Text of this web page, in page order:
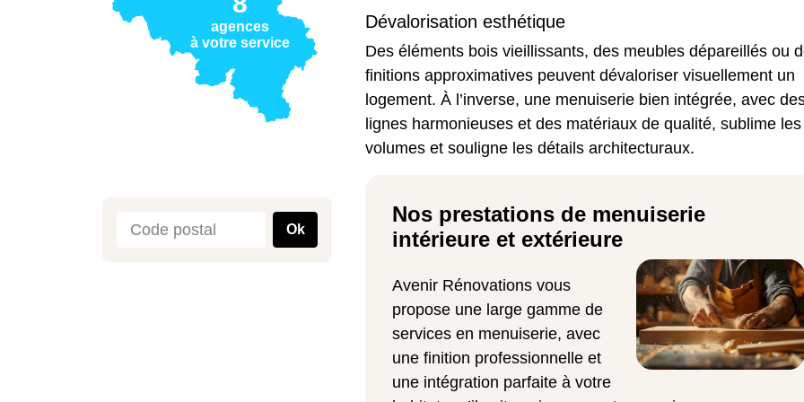
agences
à votre service
Ok
Dévalorisation esthétique
Des éléments bois vieillissants, des meubles dépareillés ou
finitions approximatives peuvent dévaloriser visuellement un
logement. À l’inverse, une menuiserie bien intégrée, avec
lignes harmonieuses et des matériaux de qualité, sublime les
volumes et souligne les détails architecturaux.
Nos prestations de menuiserie
intérieure et extérieure
Avenir Rénovations vous
propose une large gamme de
services en menuiserie, avec
une finition professionnelle et
une intégration parfaite à votre